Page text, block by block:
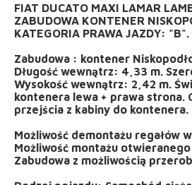
FIAT DUCATO MAXI LAMAR
ZABUDOWA KONTENER
KATEGORIA PRAWA JAZDY: "B".
Zabudowa : kontener
Długość wewnątrz: 4,33 m.
Wysokość wewnątrz: 2,42 m.
kontenera lewa + prawa strona.
przejścia z kabiny do kontenera.
Możliwość demontażu regałów
Możliwość montażu
Zabudowa z możliwością